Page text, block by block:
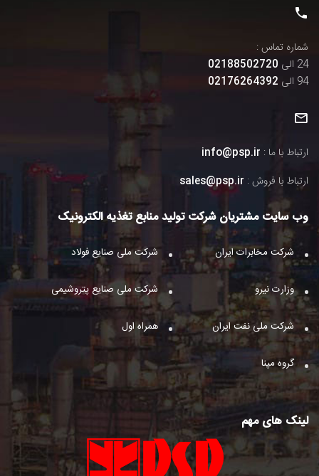
شماره تماس :
24 الی
02188502720
94 الی
02176264392
ارتباط با ما : info@psp.ir
ارتباط با فروش : sales@psp.ir
وب سایت مشتریان شرکت تولید منابع تغذیه الکترونیک
شرکت مخابرات ایران
وزارت نیرو
شرکت ملی نفت ایران
گروه مپنا
شرکت ملی صنایع فولاد
شرکت ملی صنایع پتروشیمی
همراه اول
لینک های مهم